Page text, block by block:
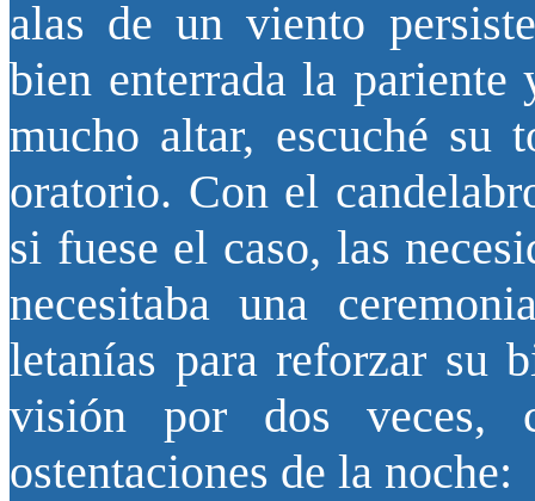
alas de un viento
bien enterrada la pariente
mucho altar, escuché su
oratorio. Con el
si fuese el caso, las
necesitaba una
letanías para reforzar su
visión por dos veces,
ostentaciones de la noche: